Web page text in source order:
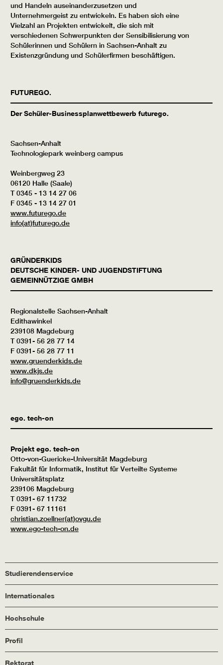
und Handeln auseinanderzusetzen und
Unternehmergeist zu entwickeln. Es haben sich eine
Vielzahl an Projekten entwickelt, die sich mit
verschiedenen Schwerpunkten der Sensibilisierung von
Schülerinnen und Schülern in Sachsen-Anhalt zu
Existenzgründung und Schülerfirmen beschäftigen.
FUTUREGO.
Der Schüler-Businessplanwettbewerb futurego.
Sachsen-Anhalt
Technologiepark weinberg campus
Weinbergweg 23
06120 Halle (Saale)
T 0345 - 13 14 27 06
F 0345 - 13 14 27 01
www.futurego.de
info(at)futurego.de
GRÜNDERKIDS
DEUTSCHE KINDER- UND JUGENDSTIFTUNG
GEMEINNÜTZIGE GMBH
Regionalstelle Sachsen-Anhalt
Edithawinkel
239108 Magdeburg
T 0391- 56 28 77 14
F 0391- 56 28 77 11
www.gruenderkids.de
www.dkjs.de
info@gruenderkids.de
ego. tech-on
Projekt ego. tech-on
Otto-von-Guericke-Universität Magdeburg
Fakultät für Informatik, Institut für Verteilte Systeme
Universitätsplatz
239106 Magdeburg
T 0391- 67 11732
F 0391- 67 11161
christian.zoellner(at)ovgu.de
www.ego-tech-on.de
Studierendenservice
Internationales
Hochschule
Profil
Rektorat